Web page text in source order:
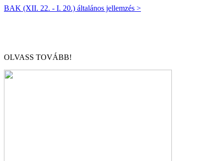
BAK (XII. 22. - I. 20.) általános jellemzés >
OLVASS TOVÁBB!